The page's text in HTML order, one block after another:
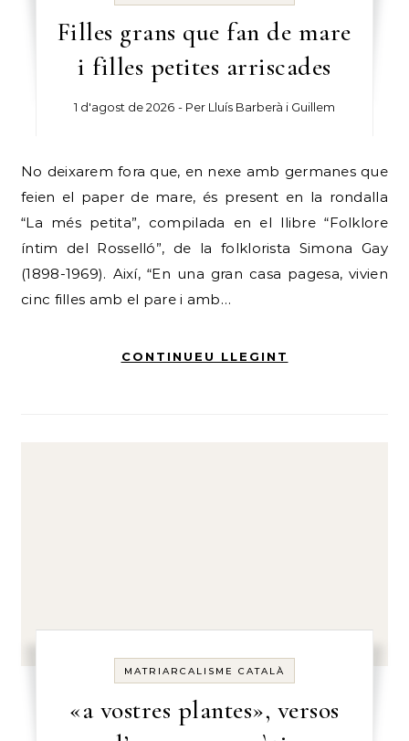
Filles grans que fan de mare
i filles petites arriscades
1 d'agost de 2026 - Per Lluís Barberà i Guillem
No deixarem fora que, en nexe amb germanes que
feien el paper de mare, és present en la rondalla
“La més petita”, compilada en el llibre “Folklore
íntim del Rosselló”, de la folklorista Simona Gay
(1898-1969). Així, “En una gran casa pagesa, vivien
cinc filles amb el pare i amb…
CONTINUEU LLEGINT
MATRIARCALISME CATALÀ
«a vostres plantes», versos